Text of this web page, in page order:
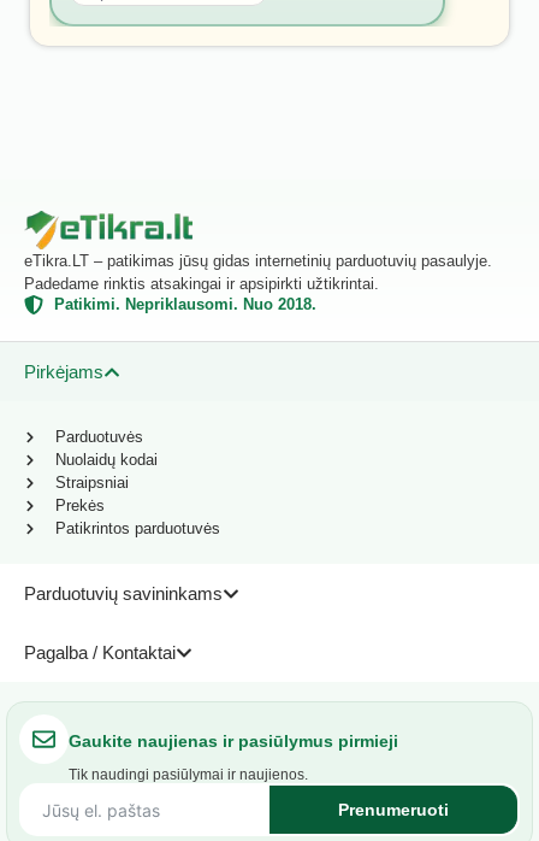
eTikra.LT – patikimas jūsų gidas internetinių parduotuvių pasaulyje.
Padedame rinktis atsakingai ir apsipirkti užtikrintai.
Patikimi. Nepriklausomi. Nuo 2018.
Pirkėjams
Parduotuvių savininkams
Pagalba / Kontaktai
Parduotuvės
Nuolaidų kodai
Straipsniai
Prekės
Patikrintos parduotuvės
Gaukite naujienas ir pasiūlymus pirmieji
Tik naudingi pasiūlymai ir naujienos.
Prenumeruoti